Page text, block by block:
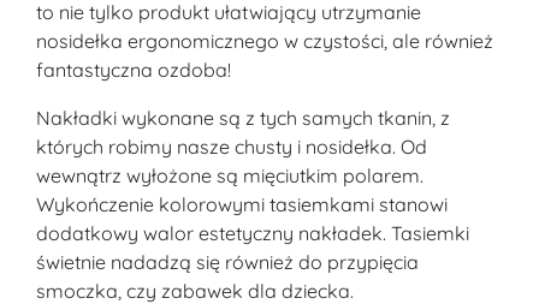
to nie tylko produkt ułatwiający utrzymanie
nosidełka ergonomicznego w czystości, ale również
fantastyczna ozdoba!
Nakładki wykonane są z tych samych tkanin, z
których robimy nasze chusty i nosidełka. Od
wewnątrz wyłożone są mięciutkim polarem.
Wykończenie kolorowymi tasiemkami stanowi
dodatkowy walor estetyczny nakładek. Tasiemki
świetnie nadadzą się również do przypięcia
smoczka, czy zabawek dla dziecka.